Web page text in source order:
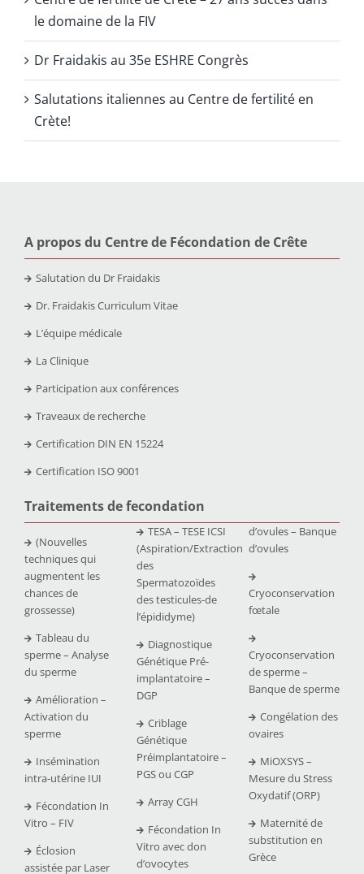
le domaine de la FIV
Dr Fraidakis au 35e ESHRE Congrès
Salutations italiennes au Centre de fertilité en
Crète!
A propos du Centre de Fécondation de Crête
Salutation du Dr Fraidakis
Dr. Fraidakis Curriculum Vitae
L’équipe médicale
La Clinique
Participation aux conférences
Traveaux de recherche
Certification DIN EN 15224
Certification ISO 9001
Traitements de fecondation
(Nouvelles
techniques qui
augmentent les
chances de
grossesse)
Tableau du
sperme – Analyse
du sperme
Amélioration –
Activation du
sperme
Insémination
intra-utérine IUI
Fécondation In
Vitro – FIV
Éclosion
assistée par Laser
TESA – TESE ICSI
(Aspiration/Extraction
des
Spermatozoïdes
des testicules-de
l’épididyme)
Diagnostique
Génétique Pré-
implantatoire –
DGP
Criblage
Génétique
Préimplantatoire –
PGS ou CGP
Array CGH
Fécondation In
Vitro avec don
d’ovocytes
d’ovules – Banque
d’ovules
Cryoconservation
fœtale
Cryoconservation
de sperme –
Banque de sperme
Congélation des
ovaires
MiOXSYS –
Mesure du Stress
Oxydatif (ORP)
Maternité de
substitution en
Grèce